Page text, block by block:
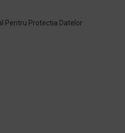
Pentru Protectia Datelor